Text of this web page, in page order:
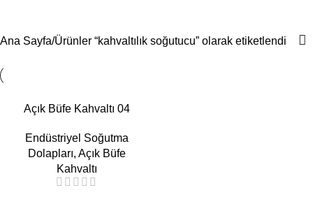
Ana Sayfa Ürünler “kahvaltılık soğutucu” olarak etiketlendi
Açık Büfe Kahvaltı 04
Endüstriyel Soğutma
Dolapları, Açık Büfe
Kahvaltı